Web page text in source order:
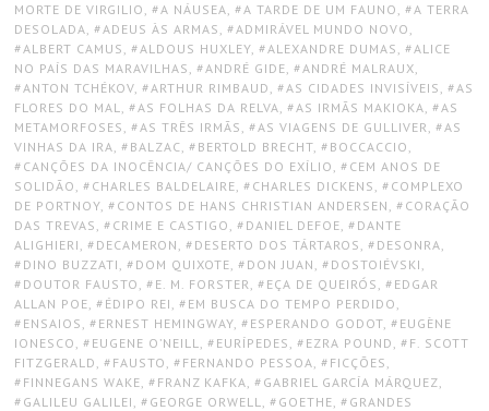
MORTE DE VIRGILIO , A NÁUSEA, A TARDE DE UM FAUNO , A TERRA
DESOLADA, ADEUS ÀS ARMAS , ADMIRÁVEL MUNDO NOVO ,
ALBERT CAMUS , ALDOUS HUXLEY, ALEXANDRE DUMAS , ALICE
NO PAÍS DAS MARAVILHAS , ANDRÉ GIDE, ANDRÉ MALRAUX,
ANTON TCHÉKOV, ARTHUR RIMBAUD , AS CIDADES INVISÍVEIS , AS
FLORES DO MAL, AS FOLHAS DA RELVA, AS IRMÃS MAKIOKA, AS
METAMORFOSES , AS TRÊS IRMÃS , AS VIAGENS DE GULLIVER, AS
VINHAS DA IRA, BALZAC, BERTOLD BRECHT, BOCCACCIO ,
CANÇÕES DA INOCÊNCIA/ CANÇÕES DO EXÍLIO , CEM ANOS DE
SOLIDÃO , CHARLES BALDELAIRE, CHARLES DICKENS , COMPLEXO
DE PORTNOY, CONTOS DE HANS CHRISTIAN ANDERSEN , CORAÇÃO
DAS TREVAS , CRIME E CASTIGO , DANIEL DEFOE, DANTE
ALIGHIERI , DECAMERON , DESERTO DOS TÁRTAROS , DESONRA,
DINO BUZZATI , DOM QUIXOTE, DON JUAN , DOSTOIÉVSKI ,
DOUTOR FAUSTO , E. M. FORSTER, EÇA DE QUEIRÓS , EDGAR
ALLAN POE, ÉDIPO REI , EM BUSCA DO TEMPO PERDIDO ,
ENSAIOS , ERNEST HEMINGWAY, ESPERANDO GODOT, EUGÈNE
IONESCO , EUGENE O’NEILL, EURÍPEDES , EZRA POUND , F. SCOTT
FITZGERALD , FAUSTO , FERNANDO PESSOA, FICÇÕES ,
FINNEGANS WAKE, FRANZ KAFKA, GABRIEL GARCÍA MÁRQUEZ,
GALILEU GALILEI , GEORGE ORWELL, GOETHE, GRANDES